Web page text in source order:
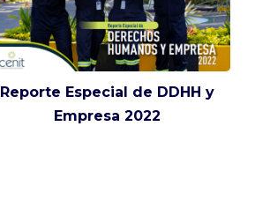
Reporte Especial de DDHH y
Empresa 2022